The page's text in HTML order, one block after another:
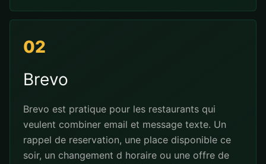
02
Brevo
Brevo est pratique pour les restaurants qui
veulent combiner email et message texte. Un
rappel de reservation, une place disponible ce
soir, un changement d horaire ou une offre de